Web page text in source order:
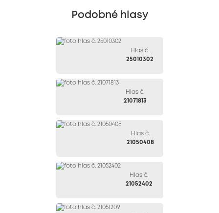
Podobné hlasy
Hlas č.
25010302
Hlas č.
21071813
Hlas č.
21050408
Hlas č.
21052402